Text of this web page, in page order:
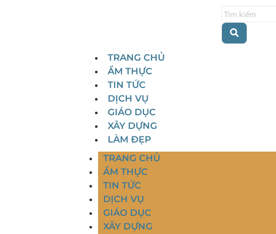
TRANG CHỦ
ẨM THỰC
TIN TỨC
DỊCH VỤ
GIÁO DỤC
XÂY DỰNG
LÀM ĐẸP
TRANG CHỦ
ẨM THỰC
TIN TỨC
DỊCH VỤ
GIÁO DỤC
XÂY DỰNG